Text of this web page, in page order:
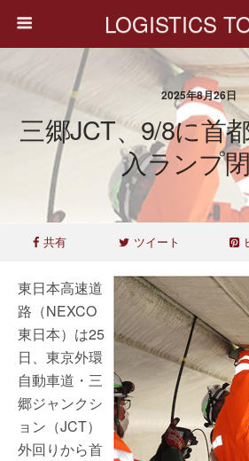
LOGISTICS
2025年8月26日
三郷JCT、9/8に首
入ランプ
共有 ツイート
東日本高速道
路（NEXCO
東日本）は25
日、東京外環
自動車道・三
郷ジャンクシ
ョン（JCT）
外回りから首